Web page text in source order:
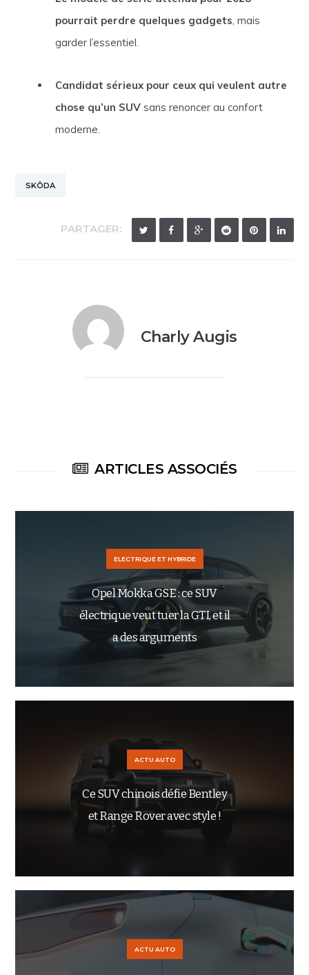
pourrait perdre quelques gadgets , mais
garder l’essentiel.
Candidat sérieux pour ceux qui veulent autre
chose qu’un SUVsans renoncer au confort
moderne.
SKÔDA
PARTAGER:
Charly Augis
ARTICLES ASSOCIÉS
ELECTRIQUE ET HYBRIDE
Opel Mokka GSE : ce SUV
électrique veut tuer la GTI, et il
a des arguments
ACTU AUTO
Ce SUV chinois défie Bentley
et Range Rover avec style !
ACTU AUTO